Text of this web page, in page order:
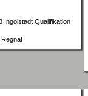
Ingolstadt Qualifikation